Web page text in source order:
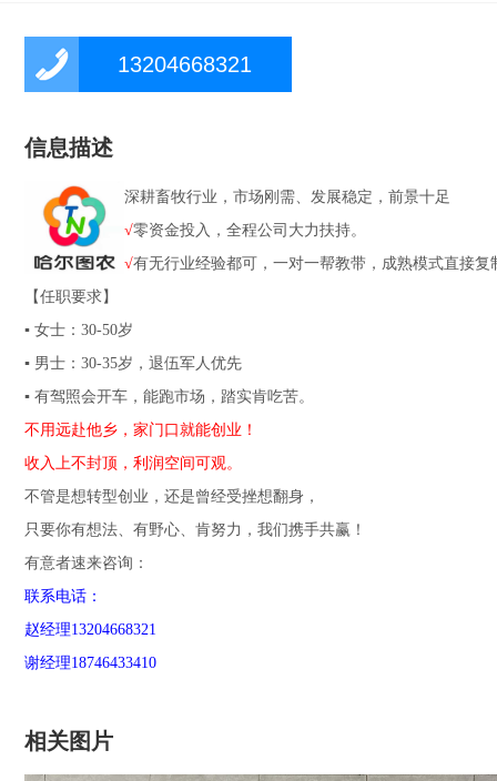
13204668321
信息描述
深耕畜牧行业，市场刚需、发展稳定，前景十足
√零资金投入，全程公司大力扶持。
√有无行业经验都可，一对一帮教带，成熟模式直接复
【任职要求】
▪ 女士：30-50岁
▪ 男士：30-35岁，退伍军人优先
▪ 有驾照会开车，能跑市场，踏实肯吃苦。
不用远赴他乡，家门口就能创业！
收入上不封顶，利润空间可观。
不管是想转型创业，还是曾经受挫想翻身，
只要你有想法、有野心、肯努力，我们携手共赢！
有意者速来咨询：
联系电话：
赵经理13204668321
谢经理18746433410
相关图片